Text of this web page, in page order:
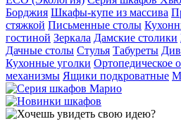
Борджия Шкафы-купе из массива
стяжкой Письменные столы
гостиной Зеркала Дамские столики
Дачные столы Стулья Табуреты
Кухонные уголки Ортопедическое
механизмы Ящики подкроватные